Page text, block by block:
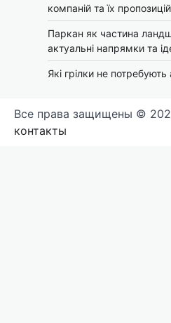
компаній та їх пропозицій
Паркан як частина
актуальні напрямки та
Які грілки не
Все права защищены ©
контакты